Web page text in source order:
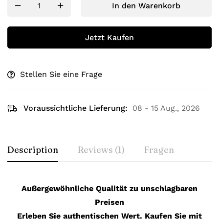
In den Warenkorb
Jetzt Kaufen
Stellen Sie eine Frage
Voraussichtliche Lieferung: 08 - 15 Aug., 2026
Description Reviews (1) Fragen
Außergewöhnliche Qualität zu unschlagbaren
Preisen
Erleben Sie authentischen Wert. Kaufen Sie mit